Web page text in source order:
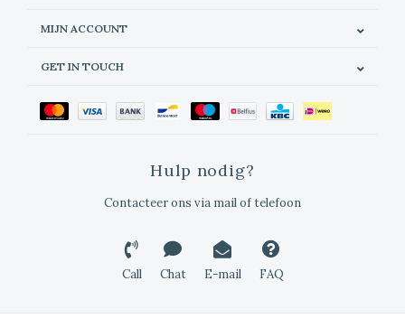
MIJN ACCOUNT
GET IN TOUCH
Hulp nodig?
Contacteer ons via mail of telefoon
Call Chat E-mail FAQ